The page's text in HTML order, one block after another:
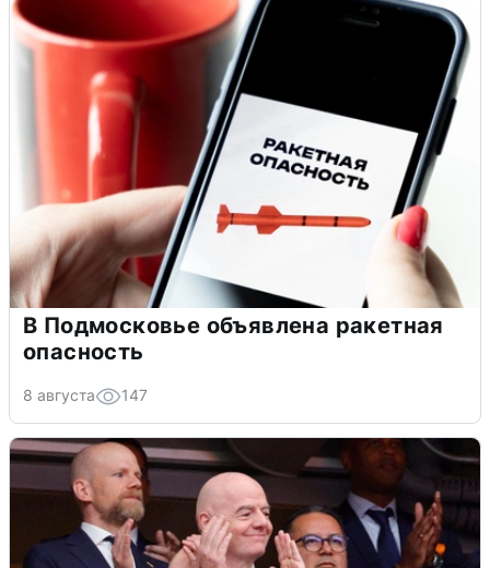
В Подмосковье объявлена ракетная
опасность
8 августа 147